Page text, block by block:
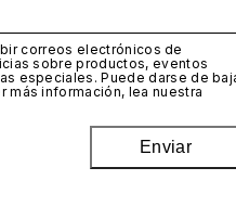
correos electrónicos de
sobre productos, eventos
especiales. Puede darse de
más información, lea nuestra
Enviar